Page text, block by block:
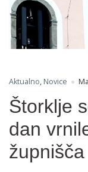
Aktualno, Novice
Štorklje
dan
župnišča